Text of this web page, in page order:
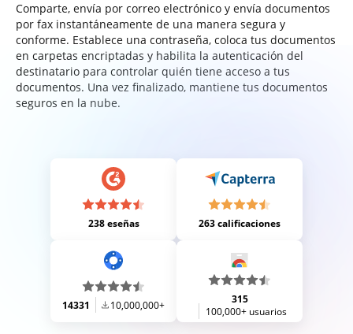
Comparte, envía por correo electrónico y envía documentos
por fax instantáneamente de una manera segura y
conforme. Establece una contraseña, coloca tus documentos
en carpetas encriptadas y habilita la autenticación del
destinatario para controlar quién tiene acceso a tus
documentos. Una vez finalizado, mantiene tus documentos
seguros en la nube.
238 eseñas 263 calificaciones
14331 10,000,000+
315
100,000+ usuarios